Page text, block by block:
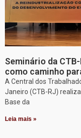
Seminário da
como caminho
A Central dos
Janeiro (CTB-RJ)
Base da
Leia mais »